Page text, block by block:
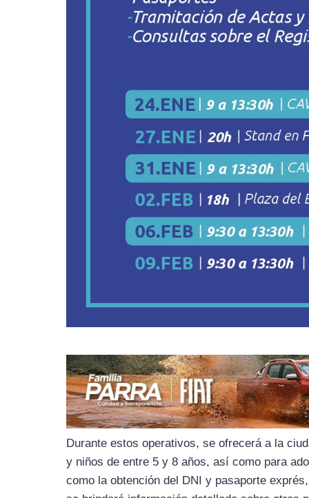
Durante estos operativos, se ofrecerá a la
y niños de entre 5 y 8 años, así como para
como la obtención del DNI y pasaporte